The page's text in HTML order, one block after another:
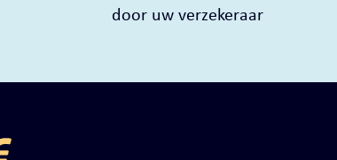
door uw verzekeraar